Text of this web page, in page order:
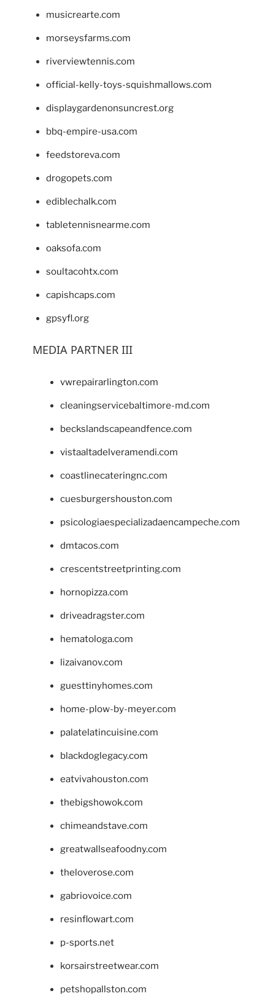
musicrearte.com
morseysfarms.com
riverviewtennis.com
official-kelly-toys-squishmallows.com
displaygardenonsuncrest.org
bbq-empire-usa.com
feedstoreva.com
drogopets.com
ediblechalk.com
tabletennisnearme.com
oaksofa.com
soultacohtx.com
capishcaps.com
gpsyfl.org
MEDIA PARTNER III
vwrepairarlington.com
cleaningservicebaltimore-md.com
beckslandscapeandfence.com
vistaaltadelveramendi.com
coastlinecateringnc.com
cuesburgershouston.com
psicologiaespecializadaencampeche.com
dmtacos.com
crescentstreetprinting.com
hornopizza.com
driveadragster.com
hematologa.com
lizaivanov.com
guesttinyhomes.com
home-plow-by-meyer.com
palatelatincuisine.com
blackdoglegacy.com
eatvivahouston.com
thebigshowok.com
chimeandstave.com
greatwallseafoodny.com
theloverose.com
gabriovoice.com
resinflowart.com
p-sports.net
korsairstreetwear.com
petshopallston.com